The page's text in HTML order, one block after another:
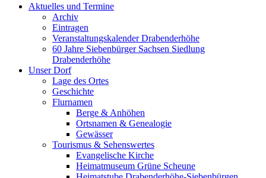
Aktuelles und Termine
Archiv
Eintragen
Veranstaltungskalender Drabenderhöhe
60 Jahre Siebenbürger Sachsen Siedlung
Drabenderhöhe
Unser Dorf
Lage des Ortes
Geschichte
Flurnamen
Berge & Anhöhen
Ortsnamen & Genealogie
Gewässer
Tourismus & Sehenswertes
Evangelische Kirche
Heimatmuseum Grüne Scheune